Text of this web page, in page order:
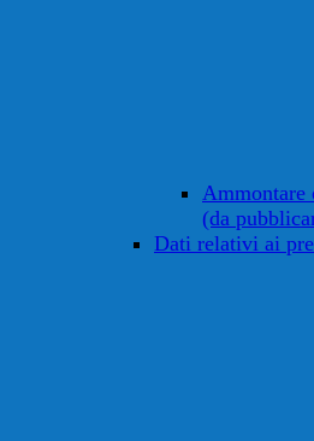
Ammontare
(da
Dati relativi ai